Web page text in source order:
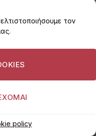
τον
policy